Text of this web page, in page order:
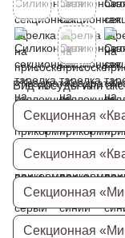
Вид посуды или
Секционная
Секционная
Секционная
Секционная